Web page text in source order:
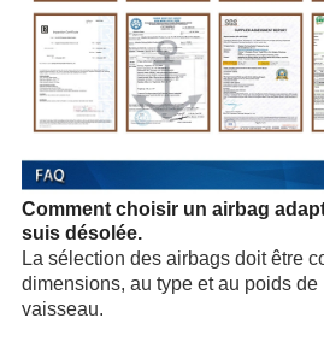
Comment choisir un airbag
suis désolée.
La sélection des airbags doit être
dimensions, au type et au poids de
vaisseau.